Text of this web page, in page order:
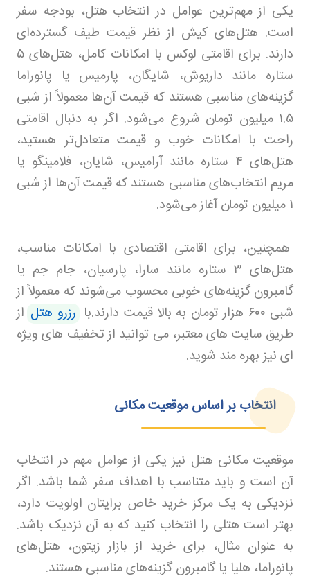
یکی از مهم‌ترین عوامل در انتخاب هتل، بودجه سفر
است. هتل‌های کیش از نظر قیمت طیف گسترده‌ای
دارند. برای اقامتی لوکس با امکانات کامل، هتل‌های ۵
ستاره مانند داریوش، شایگان، پارمیس یا پانوراما
گزینه‌های مناسبی هستند که قیمت آن‌ها معمولاً از شبی
۱.۵ میلیون تومان شروع می‌شود. اگر به دنبال اقامتی
راحت با امکانات خوب و قیمت متعادل‌تر هستید،
هتل‌های ۴ ستاره مانند آرامیس، شایان، فلامینگو یا
مریم انتخاب‌های مناسبی هستند که قیمت آن‌ها از شبی
۱میلیون تومان آغاز می‌شود.
همچنین، برای اقامتی اقتصادی با امکانات مناسب،
هتل‌های ۳ ستاره مانند سارا، پارسیان، جام جم یا
گامبرون گزینه‌های خوبی محسوب می‌شوند که معمولاً از
شبی ۶۰۰ هزار تومان به بالا قیمت دارند.با رزرو هتل از
طریق سایت های معتبر، می توانید از تخفیف های ویژه
ای نیز بهره مند شوید.
انتخاب بر اساس موقعیت مکانی
موقعیت مکانی هتل نیز یکی از عوامل مهم در انتخاب
آن است و باید متناسب با اهداف سفر شما باشد. اگر
نزدیکی به یک مرکز خرید خاص برایتان اولویت دارد،
بهتر است هتلی را انتخاب کنید که به آن نزدیک باشد.
به عنوان مثال، برای خرید از بازار زیتون، هتل‌های
پانوراما، هلیا یا گامبرون گزینه‌های مناسبی هستند.